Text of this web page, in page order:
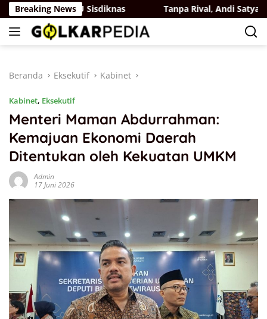
Langsung
ke
konten
Breaking News
di RUU Sisdiknas Tanpa Rival, Andi Satya Resmi
Beranda Eksekutif Kabinet
Kabinet, Eksekutif
Menteri Maman Abdurrahman:
Kemajuan Ekonomi Daerah
Ditentukan oleh Kekuatan UMKM
Admin
17 Juni 2026